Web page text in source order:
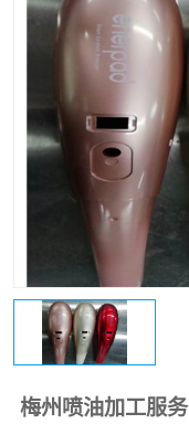
梅州喷油加工服务